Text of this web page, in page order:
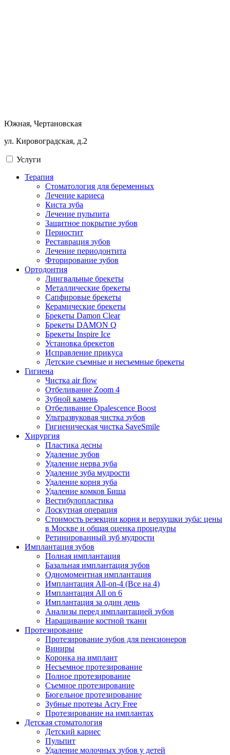
Южная, Чертановская
ул. Кировоградская, д.2
Услуги
Терапия
Стоматология для беременных
Лечение кариеса
Киста зуба
Лечение пульпита
Защитное покрытие зубов
Периостит
Реставрация зубов
Лечение периодонтита
Фторирование зубов
Ортодонтия
Лингвальные брекеты
Металлические брекеты
Сапфировые брекеты
Керамические брекеты
Брекеты Damon Clear
Брекеты DAMON Q
Брекеты Inspire Ice
Установка брекетов
Исправление прикуса
Детские съемные и несъемные брекеты
Гигиена
Чистка air flow
Отбеливание Zoom 4
Зубной камень
Отбеливание Opalescence Boost
Ультразвуковая чистка зубов
Гигиеническая чистка SaveSmile
Хирургия
Пластика десны
Удаление зубов
Удаление нерва зуба
Удаление зуба мудрости
Удаление корня зуба
Удаление комков Биша
Вестибулопластика
Лоскутная операция
Стоимость резекции корня и верхушки зуба: цены
в Москве и общая оценка процедуры
Ретинированный зуб мудрости
Имплантация зубов
Полная имплантация
Базальная имплантация зубов
Одномоментная имплантация
Имплантация All-on-4 (Все на 4)
Имплантация All on 6
Имплантация за один день
Анализы перед имплантацией зубов
Наращивание костной ткани
Протезирование
Протезирование зубов для пенсионеров
Виниры
Коронка на имплант
Несъемное протезирование
Полное протезирование
Съемное протезирование
Бюгельное протезирование
Зубные протезы Acry Free
Протезирование на имплантах
Детская стоматология
Детский кариес
Пульпит
Удаление молочных зубов у детей